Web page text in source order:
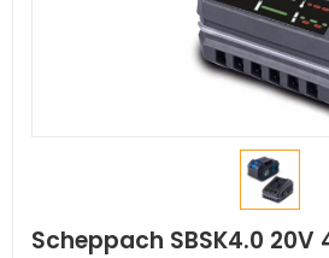
Scheppach SBSK4.0 20V